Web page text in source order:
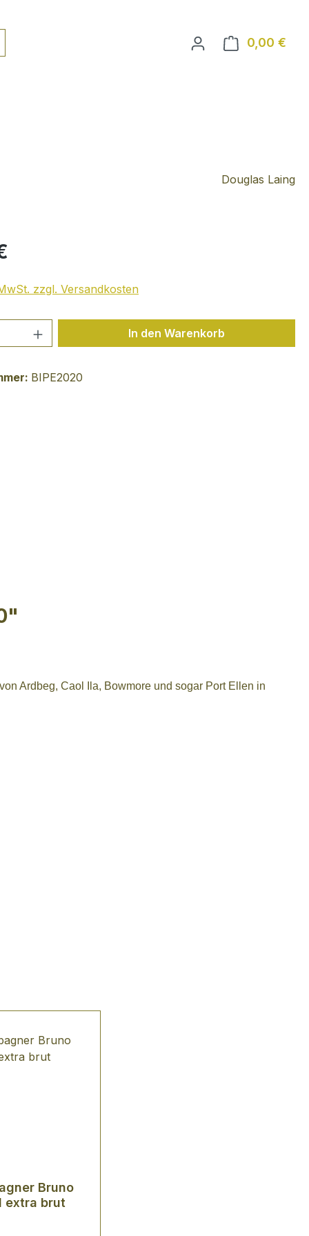
0,00 €
Douglas Laing
zzgl. Versandkosten
Anzahl: Gib den gewünschten Wert
In den Warenkorb
BIPE2020
Ardbeg, Caol Ila, Bowmore und sogar Port Ellen in
Bruno
extra brut